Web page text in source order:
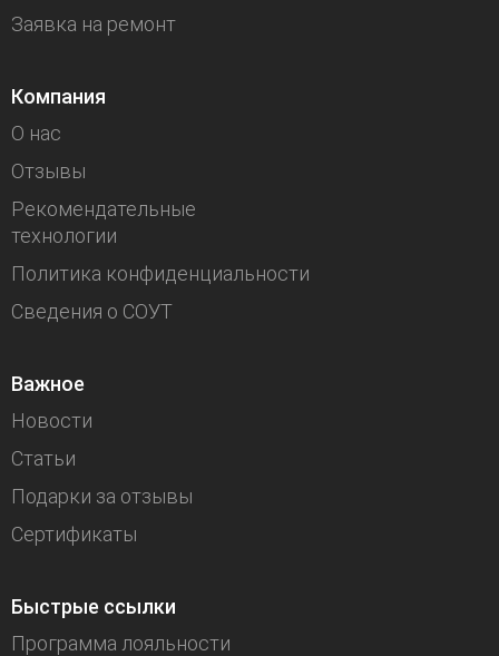
Заявка на ремонт
Компания
О нас
Отзывы
Рекомендательные
технологии
Политика конфиденциальности
Сведения о СОУТ
Важное
Новости
Статьи
Подарки за отзывы
Сертификаты
Быстрые ссылки
Программа лояльности